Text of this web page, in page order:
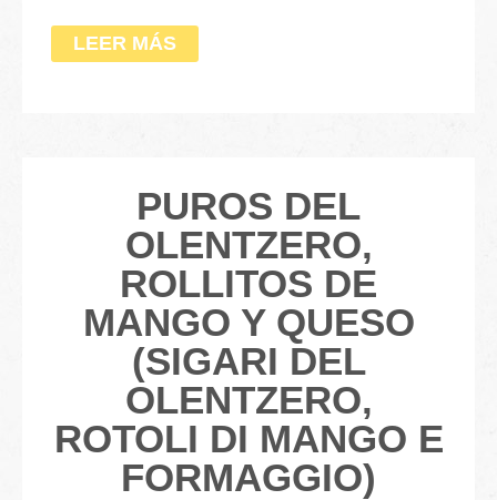
LEER MÁS
PUROS DEL
OLENTZERO,
ROLLITOS DE
MANGO Y QUESO
(SIGARI DEL
OLENTZERO,
ROTOLI DI MANGO E
FORMAGGIO)